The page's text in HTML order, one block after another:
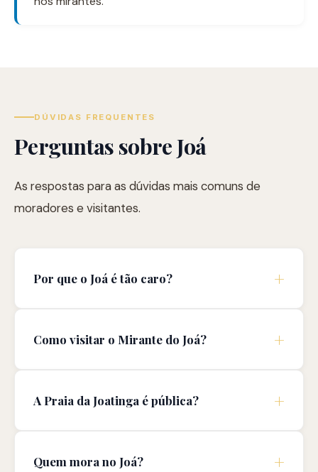
DÚVIDAS FREQUENTES
Perguntas sobre Joá
As respostas para as dúvidas mais comuns de
moradores e visitantes.
Por que o Joá é tão caro?
Como visitar o Mirante do Joá?
A Praia da Joatinga é pública?
Quem mora no Joá?